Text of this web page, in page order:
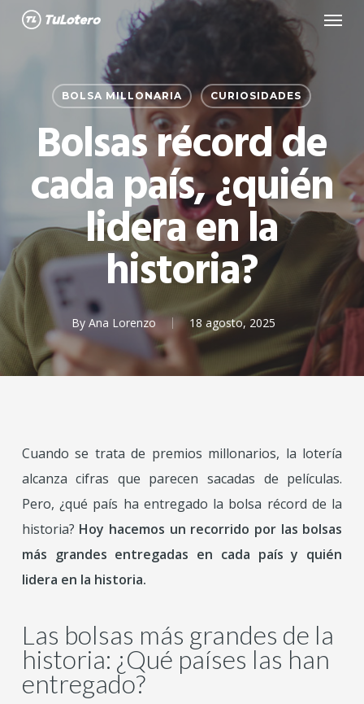
Skip
Menu
BOLSA MILLONARIA CURIOSIDADES
Bolsas récord de
cada país, ¿quién
lidera en la
historia?
By Ana Lorenzo 18 agosto, 2025
Cuando se trata de premios millonarios, la lotería
alcanza cifras que parecen sacadas de películas.
Pero, ¿qué país ha entregado la bolsa récord de la
historia? Hoy hacemos un recorrido por las bolsas
más grandes entregadas en cada país y quién
lidera en la historia.
Las bolsas más grandes de la
historia: ¿Qué países las han
entregado?